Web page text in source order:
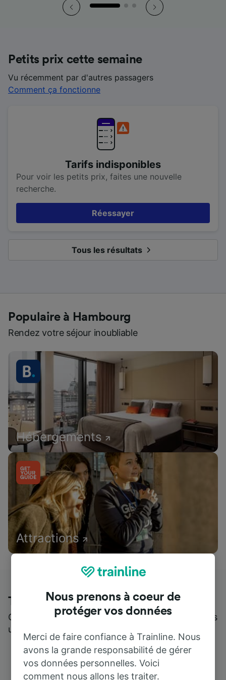
Petits prix cette semaine
Vu récemment par d'autres passagers
Comment ça fonctionne
Tarifs indisponibles
Pour voir les petits prix, faites une nouvelle
recherche.
Réessayer
Tous les résultats
Populaire à Hambourg
Rendez votre séjour inoubliable
Hébergements
Attractions
Trainline : l'avis de nos clients
Qui mieux pour parler de nous, que ceux qui nous
utilisent ?
Nous prenons à coeur de
protéger vos données
Merci de faire confiance à Trainline. Nous
avons la grande responsabilité de gérer
vos données personnelles. Voici
comment nous allons les traiter.